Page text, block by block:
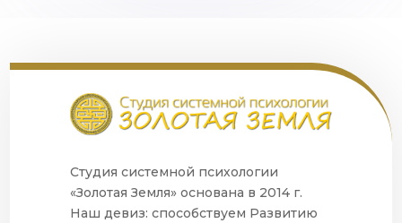
Студия системной психологии
«Золотая Земля» основана в 2014 г.
Наш девиз: способствуем Развитию